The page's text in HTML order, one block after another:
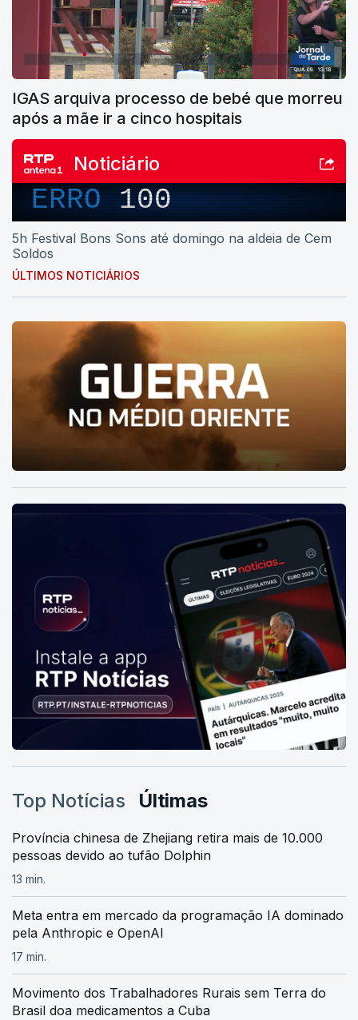
IGAS arquiva processo de bebé que morreu
após a mãe ir a cinco hospitais
Noticiário
ERRO100
5h Festival Bons Sons até domingo na aldeia de Cem
Soldos
ÚLTIMOS NOTICIÁRIOS
Top Notícias Últimas
Província chinesa de Zhejiang retira mais de 10.000
pessoas devido ao tufão Dolphin
13 min.
Meta entra em mercado da programação IA dominado
pela Anthropic e OpenAI
17 min.
Movimento dos Trabalhadores Rurais sem Terra do
Brasil doa medicamentos a Cuba